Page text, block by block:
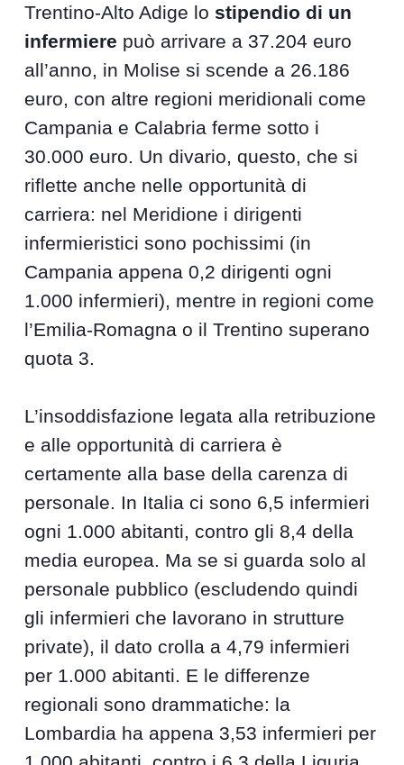
Trentino-Alto Adige lo stipendio di un
infermiere può arrivare a 37.204 euro
all’anno, in Molise si scende a 26.186
euro, con altre regioni meridionali come
Campania e Calabria ferme sotto i
30.000 euro. Un divario, questo, che si
riflette anche nelle opportunità di
carriera: nel Meridione i dirigenti
infermieristici sono pochissimi (in
Campania appena 0,2 dirigenti ogni
1.000 infermieri), mentre in regioni come
l’Emilia-Romagna o il Trentino superano
quota 3.
L’insoddisfazione legata alla retribuzione
e alle opportunità di carriera è
certamente alla base della carenza di
personale. In Italia ci sono 6,5 infermieri
ogni 1.000 abitanti, contro gli 8,4 della
media europea. Ma se si guarda solo al
personale pubblico (escludendo quindi
gli infermieri che lavorano in strutture
private), il dato crolla a 4,79 infermieri
per 1.000 abitanti. E le differenze
regionali sono drammatiche: la
Lombardia ha appena 3,53 infermieri per